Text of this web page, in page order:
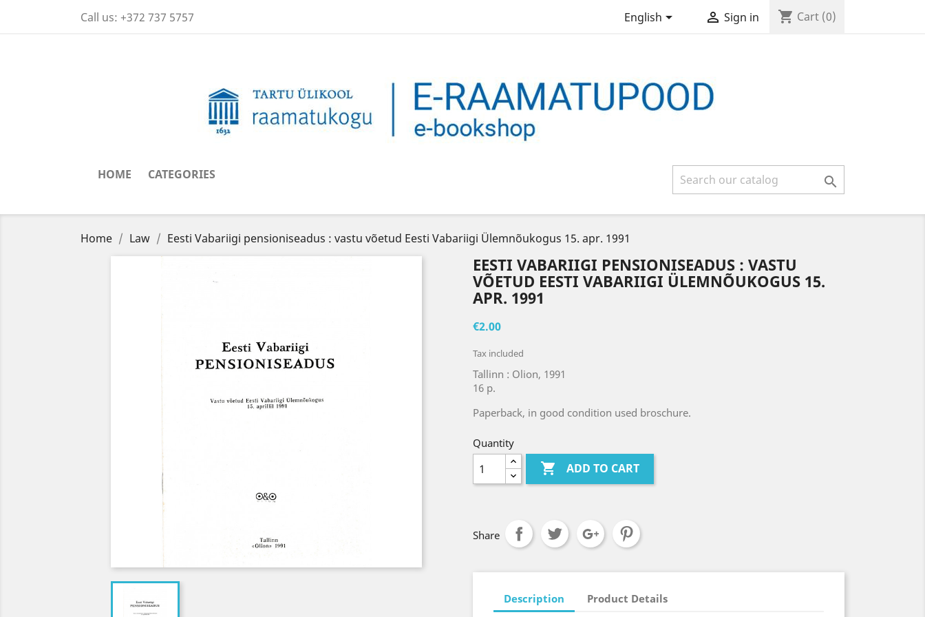
Call us: +372 737 5757 English  Sign in shopping_cart Cart (0)
HOME CATEGORIES 
Home Law Eesti Vabariigi pensioniseadus : vastu võetud Eesti Vabariigi Ülemnõukogus 15. apr. 1991
EESTI VABARIIGI PENSIONISEADUS : VASTU
VÕETUD EESTI VABARIIGI ÜLEMNÕUKOGUS 15.
APR. 1991
€2.00
Tax included
Tallinn : Olion, 1991
16 p.
Paperback, in good condition used broschure.
Quantity
 ADD TO CART
Share
Description Product Details